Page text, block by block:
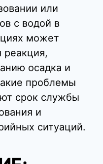
или
с водой в
может
реакция,
осадка и
проблемы
срок службы
и
ситуаций.